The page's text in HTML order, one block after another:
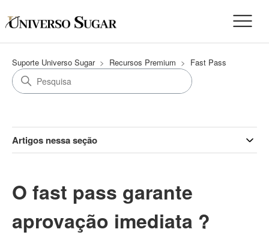
Suporte Universo Sugar Recursos Premium Fast Pass
Artigos nessa seção
O fast pass garante
aprovação imediata ?